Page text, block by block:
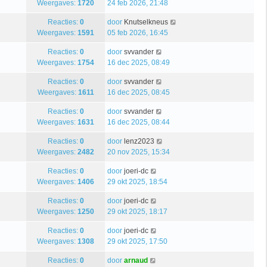
Weergaves: 1720
24 feb 2026, 21:48
Reacties: 0
Weergaves: 1591
door Knutselkneus
05 feb 2026, 16:45
Reacties: 0
Weergaves: 1754
door svvander
16 dec 2025, 08:49
Reacties: 0
Weergaves: 1611
door svvander
16 dec 2025, 08:45
Reacties: 0
Weergaves: 1631
door svvander
16 dec 2025, 08:44
Reacties: 0
Weergaves: 2482
door lenz2023
20 nov 2025, 15:34
Reacties: 0
Weergaves: 1406
door joeri-dc
29 okt 2025, 18:54
Reacties: 0
Weergaves: 1250
door joeri-dc
29 okt 2025, 18:17
Reacties: 0
Weergaves: 1308
door joeri-dc
29 okt 2025, 17:50
Reacties: 0
door arnaud